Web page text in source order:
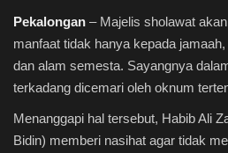
Pekalongan – Majelis sholawat
manfaat tidak hanya kepada
dan alam semesta. Sayangnya
terkadang dicemari oleh oknum
Menanggapi hal tersebut, Habib Ali
Bidin) memberi nasihat agar tidak